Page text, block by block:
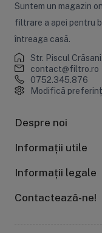
Suntem un magazin
filtrare a apei pentru
întreaga casă.
Str. Piscul
contact@filtro.ro
0752.345.876
Modifică
Despre noi
Informații utile
Informații legale
Contactează-ne!